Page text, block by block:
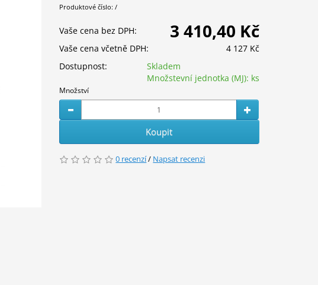
Produktové číslo: /
Vaše cena bez DPH: 3 410,40 Kč
Vaše cena včetně DPH:
4 127 Kč
Dostupnost:
Skladem
Množstevní jednotka (MJ): ks
Množství
Koupit
0 recenzí/ Napsat recenzi